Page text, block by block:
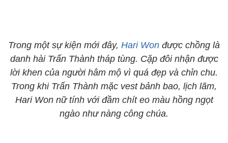
Trong một sự kiện mới đây, Hari Won được chồng là
danh hài Trấn Thành tháp tùng. Cặp đôi nhận được
lời khen của người hâm mộ vì quá đẹp và chỉn chu.
Trong khi Trấn Thành mặc vest bảnh bao, lịch lãm,
Hari Won nữ tính với đầm chít eo màu hồng ngọt
ngào như nàng công chúa.